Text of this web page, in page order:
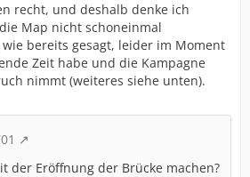
recht, und deshalb denke ich
Map nicht schoneinmal
bereits gesagt, leider im Moment
Zeit habe und die Kampagne
nimmt (weiteres siehe unten).
der Eröffnung der Brücke machen?